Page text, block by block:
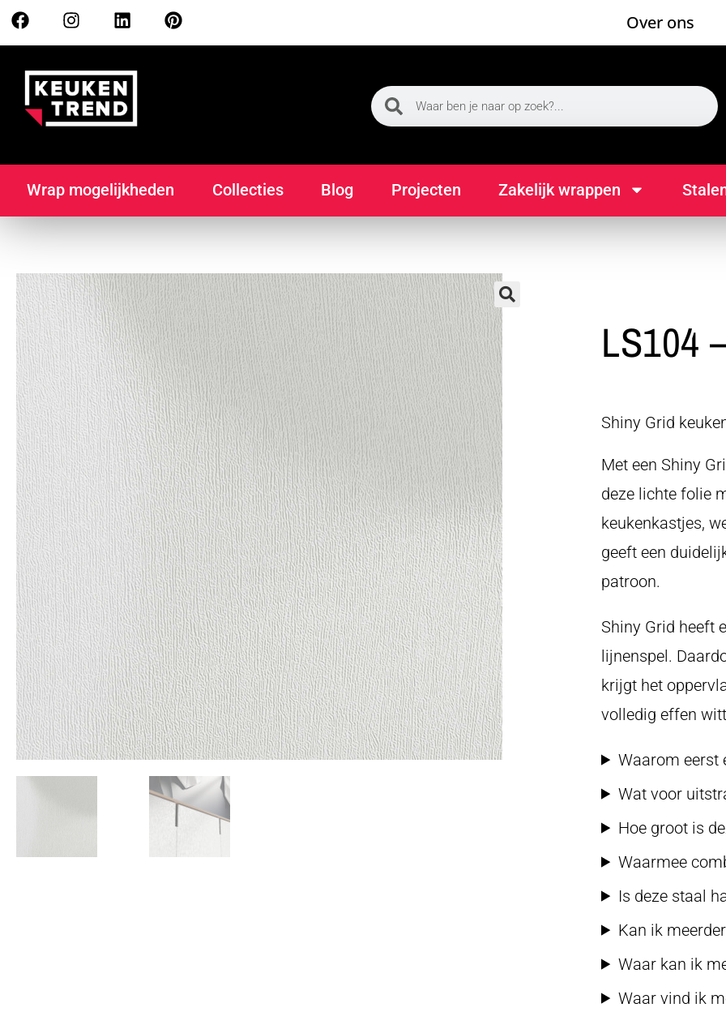
Over ons
Wrap mogelijkheden Collecties Blog Projecten Zakelijk wrappen
🔍 LS104
Shiny Grid
Met een Shiny
deze lichte folie
keukenkastjes,
geeft een
patroon.
Shiny Grid heeft
lijnenspel.
krijgt het
volledig effen
Waarom eerst
Wat voor
Hoe groot is
Waarmee
Is deze staal
Kan ik
Waar kan ik
Waar vind ik